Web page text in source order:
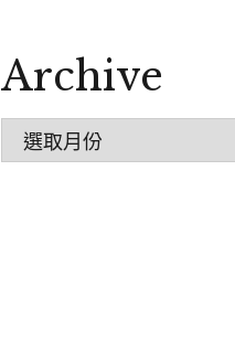
Archive
Archive